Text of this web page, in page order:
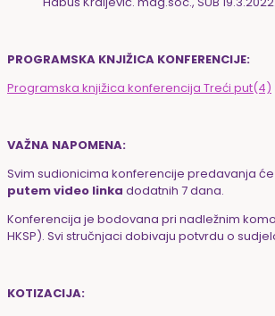
PROGRAMSKA KNJIŽICA KONFERENCIJE:
Programska knjižica konferencija Treći put(4)
VAŽNA NAPOMENA:
Svim sudionicima konferencije predavanja
putem video linka dodatnih 7 dana.
Konferencija je bodovana pri nadležnim
HKSP). Svi stručnjaci dobivaju potvrdu o
KOTIZACIJA: